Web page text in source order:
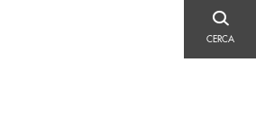
CERCA